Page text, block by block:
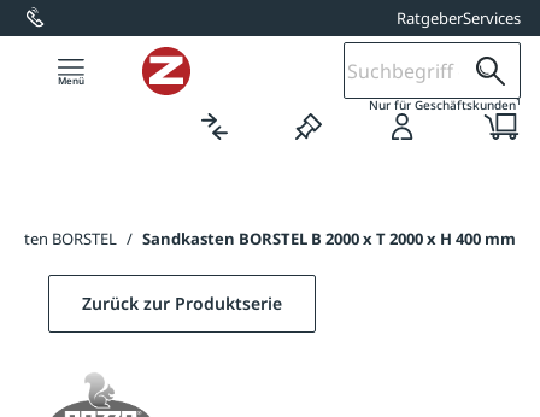
springen RatgeberServices
Nur für Geschäftskunden1
BORSTEL / Sandkasten BORSTEL B 2000 x T 2000 x H 400 mm
Zurück zur Produktserie